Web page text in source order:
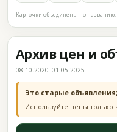
Карточки объединены по
Архив цен и
08.10.2020–01.05.2025
Это старые
Используйте цены только